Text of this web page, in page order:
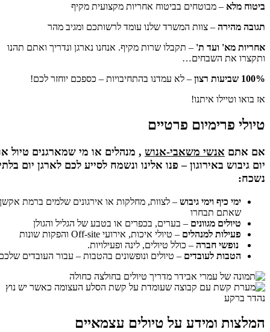
ביטוח מלא– מבוטחים בביטוח אחריות מקצועית מקיף
תגובה מהירה– צוות המשרד שלנו עומד לרשותכם ומגיב מהר
אחריות מא' ועד ת'– תקבלו שרות מקיף. אנחנו נארגן ונדריך ואתם תהנו
ותקצרו את השבחים…
100% שביעות רצון
– לא עמדנו בהתחיבויות – כספכם יוחזר לכם!
אז בואו וטיילו איתנו!
טיולי פרימיום פרטיים
אם אתםאנשי משאבי-אנוש, מנהלים או מי שמארגנים טיול או
יום גיבוש באירוגון – פנו אלינו ונשמח לסייע לכם לארגן יום בלתי
נשכח:
ימי כיף וימי גיבוש– לצוות, מחלקות או אירגונים שלמים ברמת אקשן
שאתם תבחרו
טיולים מגוונים– בערים, בכפרים או בטבע של הגליל והגולן
פעילות למנהלים– טיולי איכות, אירועי Off-site והפקות שונות
נופשי חברה– כולל טיולים, לינה ופעילויות.
הטבות לעובדים– טיולים ונופשונים בהטבות – עבור העובדים שלכם
המלצות ומידע על טיולים עצמאיים